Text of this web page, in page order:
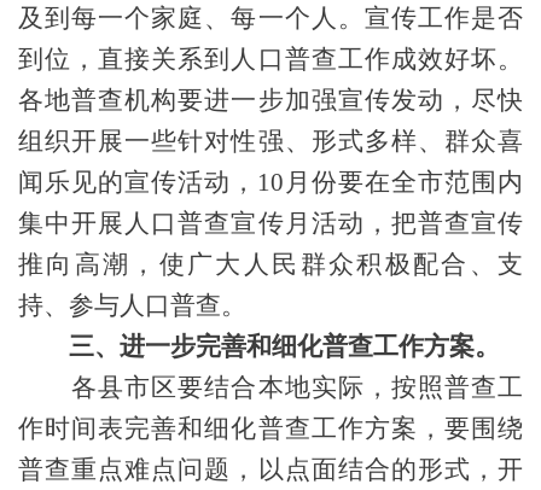
及到每一个家庭、每一个人。宣传工作是否
到位，直接关系到人口普查工作成效好坏。
各地普查机构要进一步加强宣传发动，尽快
组织开展一些针对性强、形式多样、群众喜
闻乐见的宣传活动， 10 月份要在全市范围内
集中开展人口普查宣传月活动，把普查宣传
推向高潮，使广大人民群众积极配合、支
持、参与人口普查。
三、进一步完善和细化普查工作方案。
各县市区要结合本地实际，按照普查工
作时间表完善和细化普查工作方案，要围绕
普查重点难点问题，以点面结合的形式，开